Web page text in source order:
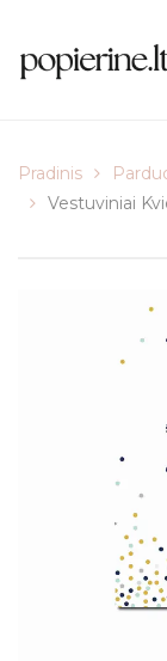
Pradinis
Vestuviniai